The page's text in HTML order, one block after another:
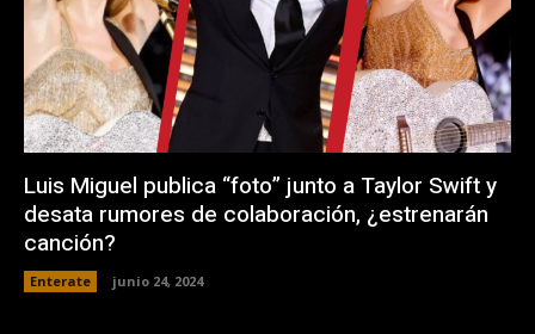
Luis Miguel publica “foto” junto a Taylor Swift y
desata rumores de colaboración, ¿estrenarán
canción?
Enterate junio 24, 2024